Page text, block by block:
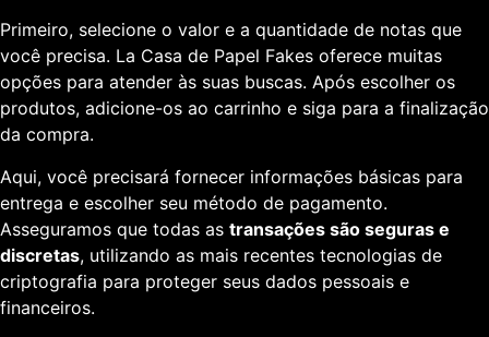
Primeiro, selecione o valor e a quantidade de notas que
você precisa. La Casa de Papel Fakes oferece muitas
opções para atender às suas buscas. Após escolher os
produtos, adicione-os ao carrinho e siga para a finalização
da compra.
Aqui, você precisará fornecer informações básicas para
entrega e escolher seu método de pagamento.
Asseguramos que todas as transações são seguras e
discretas, utilizando as mais recentes tecnologias de
criptografia para proteger seus dados pessoais e
financeiros.